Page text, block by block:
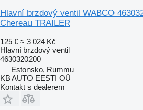
Hlavní brzdový ventil WABCO
Chereau TRAILER
125 € ≈ 3 024 Kč
Hlavní brzdový ventil
4630320200
Estonsko, Rummu
KB AUTO EESTI OÜ
Kontakt s dealerem